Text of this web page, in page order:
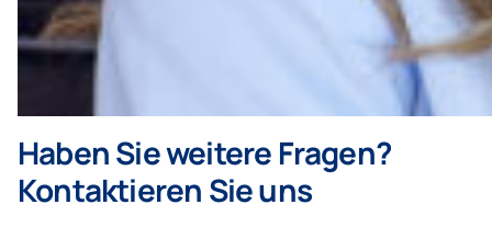
Haben Sie weitere Fragen?
Kontaktieren Sie uns